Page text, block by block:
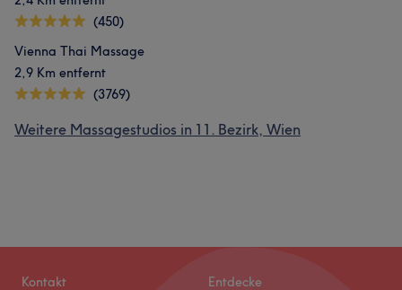
(450)
Vienna Thai Massage
2,9 Km entfernt
(3769)
Weitere Massagestudios in 11. Bezirk, Wien
Kontakt Entdecke